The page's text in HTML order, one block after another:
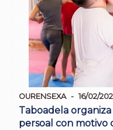
OURENSEXA 16/02/
Taboadela
persoal con motivo